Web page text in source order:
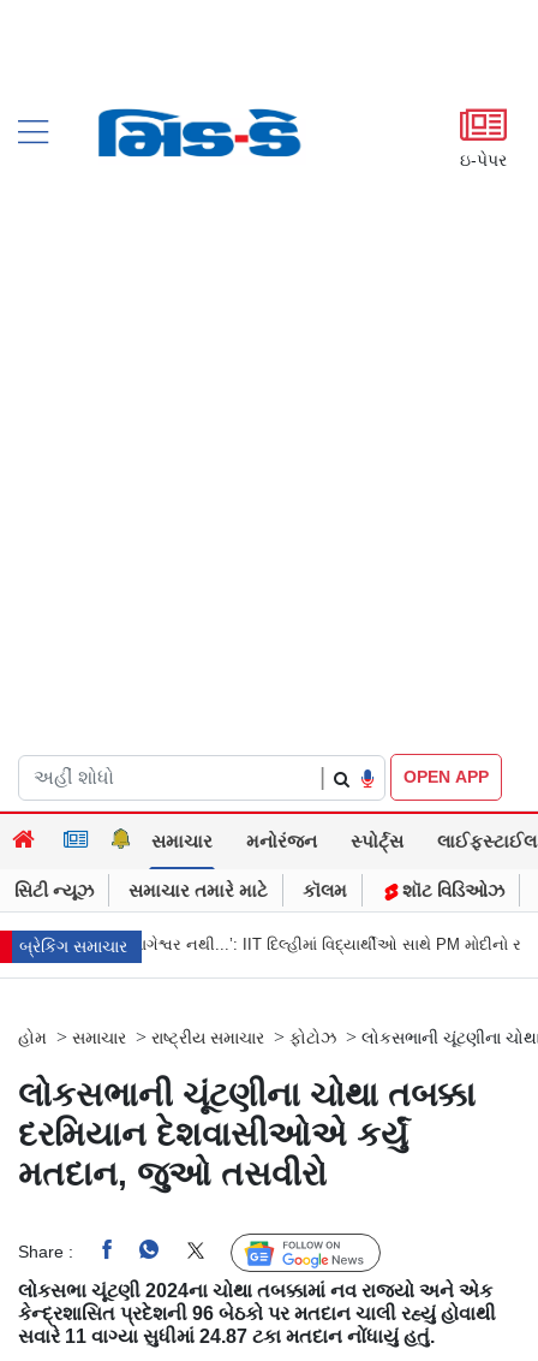
ઇ-પેપર
OPEN APP
સમાચાર મનોરંજન સ્પોર્ટ્સ લાઈફસ્ટાઈલ
સિટી ન્યૂઝ સમાચાર તમારે માટે કૉલમ શૉટ વિડિઓઝ
બ્રેકિંગ સમાચાર
નથી...’: IIT દિલ્હીમાં વિદ્યાર્થીઓ સાથે PM મોદીનો રમુજી સંવાદ થાણે:
હોમ > સમાચાર > રાષ્ટ્રીય સમાચાર > ફોટોઝ > લોકસભાની ચૂંટણીના
લોકસભાની ચૂંટણીના ચોથા તબક્કા
દરમિયાન દેશવાસીઓએ કર્યું
મતદાન, જુઓ તસવીરો
Share : Follow Us
લોકસભા ચૂંટણી 2024ના ચોથા તબક્કામાં નવ રાજ્યો અને એક
કેન્દ્રશાસિત પ્રદેશની 96 બેઠકો પર મતદાન ચાલી રહ્યું હોવાથી
સવારે 11 વાગ્યા સુધીમાં 24.87 ટકા મતદાન નોંધાયું હતું.